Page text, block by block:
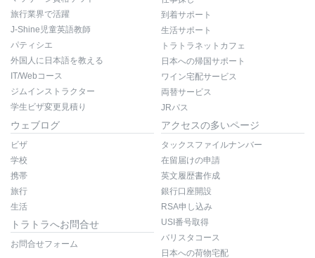
旅行業界で活躍
J-Shine児童英語教師
パティシエ
外国人に日本語を教える
IT/Webコース
ジムインストラクター
学生ビザ変更見積り
到着サポート
生活サポート
トラトラネットカフェ
日本への帰国サポート
ワイン宅配サービス
両替サービス
JRパス
ウェブログ
ビザ
学校
携帯
旅行
生活
トラトラへお問合せ
お問合せフォーム
アクセスの多いページ
タックスファイルナンバー
在留届けの申請
英文履歴書作成
銀行口座開設
RSA申し込み
USI番号取得
バリスタコース
日本への荷物宅配